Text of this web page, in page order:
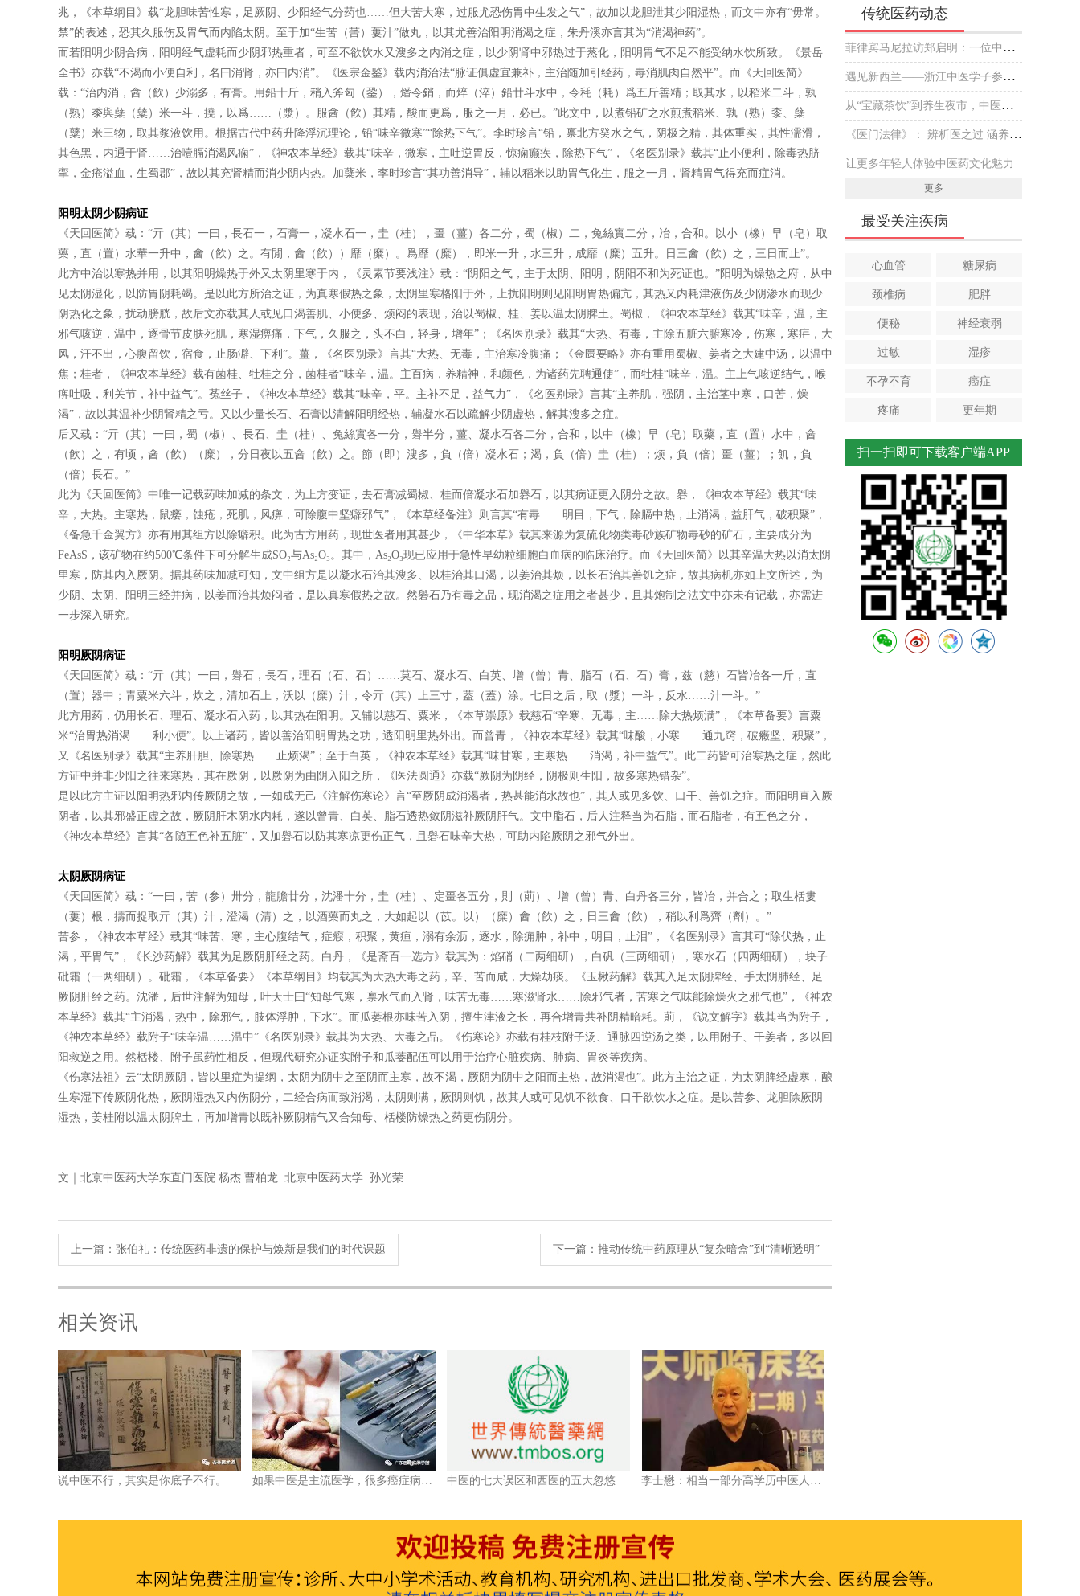
兆，《本草纲目》载“龙胆味苦性寒，足厥阴、少阳经气分药也……但大苦大寒，过服尤恐伤胃中生发之气”，故加以龙胆泄其少阳湿热，而文中亦有“毋常。
禁”的表述，恐其久服伤及胃气而内陷太阴。至于加“生苦（䒷）蔞汁”做丸，以其尤善治阳明消渴之症，朱丹溪亦言其为“消渴神药”。
而若阳明少阴合病，阳明经气虚耗而少阴邪热重者，可至不欲饮水又溲多之内消之症，以少阴肾中邪热过于蒸化，阳明胃气不足不能受纳水饮所致。《景岳
全书》亦载“不渴而小便自利，名曰消肾，亦曰内消”。《医宗金鉴》载内消治法“脉证俱虚宜兼补，主治随加引经药，毒消肌肉自然平”。而《天回医简》
载：“治内消，酓（飮）少溺多，有膏。用鉛十斤，稍入斧匈（銎），燔令銷，而焠（淬）鉛廿斗水中，令秏（耗）爲五斤善精；取其水，以稻米二斗，孰
（熟）黍與蘖（糵）米一斗，撓，以爲……（漿）。服酓（飮）其精，酸而更爲，服之一月，必已。”此文中，以煮铅矿之水煎煮稻米、孰（熟）桼、蘖
（糵）米三物，取其浆液饮用。根据古代中药升降浮沉理论，铅“味辛微寒”“除热下气”。李时珍言“铅，禀北方癸水之气，阴极之精，其体重实，其性濡滑，
其色黑，内通于肾……治噎膈消渴风痫”，《神农本草经》载其“味辛，微寒，主吐逆胃反，惊痫癫疾，除热下气”，《名医别录》载其“止小便利，除毒热脐
挛，金疮溢血，生蜀郡”，故以其充肾精而消少阴内热。加蘖米，李时珍言“其功善消导”，辅以稻米以助胃气化生，服之一月，肾精胃气得充而症消。
阳明太阴少阴病证
《天回医简》载：“亓（其）一曰，長石一，石膏一，凝水石一，圭（桂），畺（薑）各二分，蜀（椒）二，兔絲實二分，冶，合和。以小（橡）早（皂）取
藥，直（置）水華一升中，酓（飮）之。有閒，酓（飮））靡（糜）。爲靡（糜），即米一升，水三升，成靡（糜）五升。日三酓（飮）之，三日而止”。
此方中治以寒热并用，以其阳明燥热于外又太阴里寒于内，《灵素节要浅注》载：“阴阳之气，主于太阴、阳明，阴阳不和为死证也。”阳明为燥热之府，从中
见太阴湿化，以防胃阴耗竭。是以此方所治之证，为真寒假热之象，太阴里寒格阳于外，上扰阳明则见阳明胃热偏亢，其热又内耗津液伤及少阴渗水而现少
阴热化之象，扰动膀胱，故后文亦载其人或见口渴善肌、小便多、烦闷的表现，治以蜀椒、桂、姜以温太阴脾土。蜀椒，《神农本草经》载其“味辛，温，主
邪气咳逆，温中，逐骨节皮肤死肌，寒湿痹痛，下气，久服之，头不白，轻身，增年”；《名医别录》载其“大热、有毒，主除五脏六腑寒冷，伤寒，寒疟，大
风，汗不出，心腹留饮，宿食，止肠澼、下利”。薑，《名医别录》言其“大热、无毒，主治寒冷腹痛；《金匮要略》亦有重用蜀椒、姜者之大建中汤，以温中
焦；桂者，《神农本草经》载有菌桂、牡桂之分，菌桂者“味辛，温。主百病，养精神，和颜色，为诸药先聘通使”，而牡桂“味辛，温。主上气咳逆结气，喉
痹吐吸，利关节，补中益气”。菟丝子，《神农本草经》载其“味辛，平。主补不足，益气力”，《名医别录》言其“主养肌，强阴，主治茎中寒，口苦，燥
渴”，故以其温补少阴肾精之亏。又以少量长石、石膏以清解阳明经热，辅凝水石以疏解少阴虚热，解其溲多之症。
后又载：“亓（其）一曰，蜀（椒）、長石、圭（桂）、兔絲實各一分，礜半分，薑、凝水石各二分，合和，以中（橡）早（皂）取藥，直（置）水中，酓
（飮）之，有顷，酓（飮）（糜），分日夜以五酓（飮）之。節（即）溲多，負（倍）凝水石；渴，負（倍）圭（桂）；烦，負（倍）畺（薑）；飢，負
（倍）長石。”
此为《天回医简》中唯一记载药味加减的条文，为上方变证，去石膏减蜀椒、桂而倍凝水石加礜石，以其病证更入阴分之故。礜，《神农本草经》载其“味
辛，大热。主寒热，鼠瘘，蚀疮，死肌，风痹，可除腹中坚癖邪气”，《本草经备注》则言其“有毒……明目，下气，除膈中热，止消渴，益肝气，破积聚”，
《备急千金翼方》亦有用其组方以除癖积。此为古方用药，现世医者用其甚少，《中华本草》载其来源为复硫化物类毒砂族矿物毒砂的矿石，主要成分为
FeAsS，该矿物在约500℃条件下可分解生成SO₂与As₂O₃。其中，As₂O₃现已应用于急性早幼粒细胞白血病的临床治疗。而《天回医简》以其辛温大热以消太阴
里寒，防其内入厥阴。据其药味加减可知，文中组方是以凝水石治其溲多、以桂治其口渴，以姜治其烦，以长石治其善饥之症，故其病机亦如上文所述，为
少阴、太阴、阳明三经并病，以姜而治其烦闷者，是以真寒假热之故。然礜石乃有毒之品，现消渴之症用之者甚少，且其炮制之法文中亦未有记载，亦需进
一步深入研究。
阳明厥阴病证
《天回医简》载：“亓（其）一曰，礜石，長石，理石（石、石）……莫石、凝水石、白英、增（曾）青、脂石（石、石）膏，兹（慈）石皆冶各一斤，直
（置）器中；青粟米六斗，炊之，清加石上，沃以（糜）汁，令亓（其）上三寸，葢（蓋）涂。七日之后，取（漿）一斗，反水……汁一斗。”
此方用药，仍用长石、理石、凝水石入药，以其热在阳明。又辅以慈石、粟米，《本草崇原》载慈石“辛寒、无毒，主……除大热烦满”，《本草备要》言粟
米“治胃热消渴……利小便”。以上诸药，皆以善治阳明胃热之功，透阳明里热外出。而曾青，《神农本草经》载其“味酸，小寒……通九窍，破癥坚、积聚”，
又《名医别录》载其“主养肝胆、除寒热……止烦渴”；至于白英，《神农本草经》载其“味甘寒，主寒热……消渴，补中益气”。此二药皆可治寒热之症，然此
方证中并非少阳之往来寒热，其在厥阴，以厥阴为由阴入阳之所，《医法圆通》亦载“厥阴为阴经，阴极则生阳，故多寒热错杂”。
是以此方主证以阳明热邪内传厥阴之故，一如成无己《注解伤寒论》言“至厥阴成消渴者，热甚能消水故也”，其人或见多饮、口干、善饥之症。而阳明直入厥
阴者，以其邪盛正虚之故，厥阴肝木阴水内耗，遂以曾青、白英、脂石透热敛阴滋补厥阴肝气。文中脂石，后人注释当为石脂，而石脂者，有五色之分，
《神农本草经》言其“各随五色补五脏”，又加礜石以防其寒凉更伤正气，且礜石味辛大热，可助内陷厥阴之邪气外出。
太阴厥阴病证
《天回医简》载：“一曰，苦（参）卅分，龍膽廿分，沈潘十分，圭（桂）、定畺各五分，則（萴）、增（曾）青、白丹各三分，皆冶，并合之；取生栝婁
（蔞）根，擣而捉取亓（其）汁，澄渴（清）之，以酒藥而丸之，大如起以（苡。以）（糜）酓（飮）之，日三酓（飮），稍以利爲齊（劑）。”
苦参，《神农本草经》载其“味苦、寒，主心腹结气，症瘕，积聚，黄疸，溺有余沥，逐水，除痈肿，补中，明目，止泪”，《名医别录》言其可“除伏热，止
渴，平胃气”，《长沙药解》载其为足厥阴肝经之药。白丹，《是斋百一选方》载其为：焰硝（二两细研），白矾（三两细研），寒水石（四两细研），块子
砒霜（一两细研）。砒霜，《本草备要》《本草纲目》均载其为大热大毒之药，辛、苦而咸，大燥劫痰。《玉楸药解》载其入足太阴脾经、手太阴肺经、足
厥阴肝经之药。沈潘，后世注解为知母，叶天士曰“知母气寒，禀水气而入肾，味苦无毒……寒滋肾水……除邪气者，苦寒之气味能除燥火之邪气也”，《神农
本草经》载其“主消渴，热中，除邪气，肢体浮肿，下水”。而瓜蒌根亦味苦入阴，擅生津液之长，再合增青共补阴精暗耗。萴，《说文解字》载其当为附子，
《神农本草经》载附子“味辛温……温中”《名医别录》载其为大热、大毒之品。《伤寒论》亦载有桂枝附子汤、通脉四逆汤之类，以用附子、干姜者，多以回
阳救逆之用。然栝楼、附子虽药性相反，但现代研究亦证实附子和瓜蒌配伍可以用于治疗心脏疾病、肺病、胃炎等疾病。
《伤寒法祖》云“太阴厥阴，皆以里症为提纲，太阴为阴中之至阴而主寒，故不渴，厥阴为阴中之阳而主热，故消渴也”。此方主治之证，为太阴脾经虚寒，酿
生寒湿下传厥阴化热，厥阴湿热又内伤阴分，二经合病而致消渴，太阴则满，厥阴则饥，故其人或可见饥不欲食、口干欲饮水之症。是以苦参、龙胆除厥阴
湿热，姜桂附以温太阴脾土，再加增青以既补厥阴精气又合知母、栝楼防燥热之药更伤阴分。
文｜北京中医药大学东直门医院 杨杰 曹柏龙 北京中医药大学 孙光荣
上一篇： 张伯礼：传统医药非遗的保护与焕新是我们的时代课题 下一篇： 推动传统中药原理从“复杂暗盒”到“清晰透明”
相关资讯
说中医不行，其实是你底子不行。 中医的七大误区和西医的五大忽悠
传统医药动态
菲律宾马尼拉访郑启明：一位中医师的“下南洋”新传
遇见新西兰——浙江中医学子参加毛利文化交流会
从“宝藏茶饮”到养生夜市，中医药掌握了什么“出圈密码”？
《医门法律》： 辨析医之过 涵养医之德
让更多年轻人体验中医药文化魅力
更多
最受关注疾病
心血管 糖尿病
颈椎病 肥胖
便秘 神经衰弱
过敏 湿疹
不孕不育 癌症
疼痛 更年期
扫一扫即可下载客户端APP